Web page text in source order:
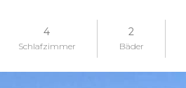
4
Schlafzimmer
2
Bäder